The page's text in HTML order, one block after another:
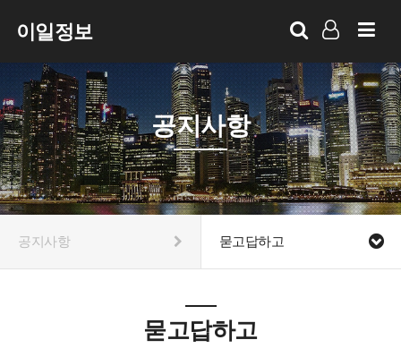
이일정보
LOG IN
SIGN UP
공지사항
공지사항 묻고답하고
묻고답하고